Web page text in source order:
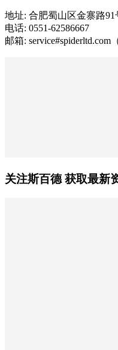
地址: 合肥蜀山区金寨路
电话: 0551-62586667
邮箱: service#spiderltd.com
关注斯百德 获取最新